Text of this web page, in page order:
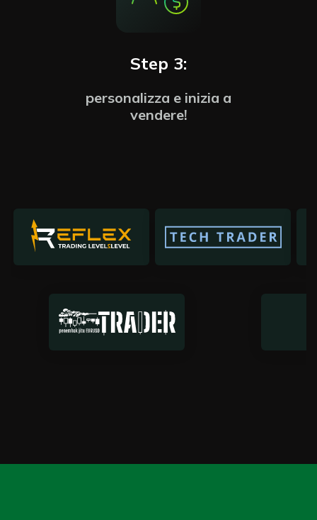
Step 3:
personalizza e inizia a
vendere!